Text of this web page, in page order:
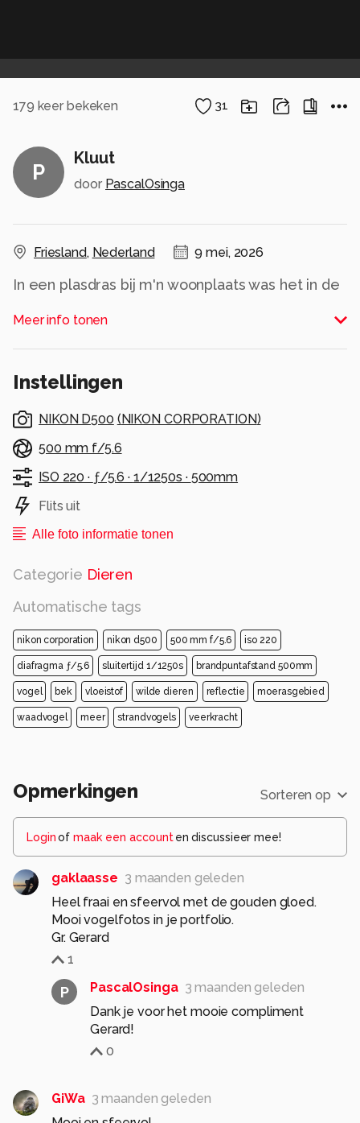
179 keer bekeken 31
P
Kluut
door PascalOsinga
Friesland, Nederland 9 mei, 2026
In een plasdras bij m'n woonplaats was het in de
allerlei steltlopers; vermoedelijk als gevolg van
de droogte.
Oa Bosruiter, Zwarte ruiter, Tureluur, Grutto en
aanwezig.
Deze Kluut was er aan het foerageren bij mooi
avondlicht.
Alle rechten voorbehouden
Meer info tonen
Instellingen
NIKON D500 ( NIKON CORPORATION)
500 mm f/5.6
ISO 220 · ƒ/5.6 · 1/1250s · 500mm
Flits uit
Alle foto informatie tonen
Categorie Dieren
Automatische tags
nikon corporation nikon d500 500 mm f/5.6 iso 220
diafragma ƒ/5.6 sluitertijd 1/1250s brandpuntafstand 500mm
vogel bek vloeistof wilde dieren reflectie moerasgebied
waadvogel meer strandvogels veerkracht
Opmerkingen Sorteren op
Loginof maak een account en discussieer mee!
gaklaasse 3 maanden geleden
Heel fraai en sfeervol met de gouden gloed.
Mooi vogelfotos in je portfolio.
Gr. Gerard
1
P PascalOsinga 3 maanden geleden
Dank je voor het mooie compliment
Gerard!
0
GiWa 3 maanden geleden